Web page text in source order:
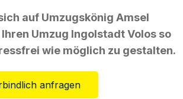
auf Umzugskönig Amsel
Umzug Ingolstadt Volos so
wie möglich zu gestalten.
anfragen